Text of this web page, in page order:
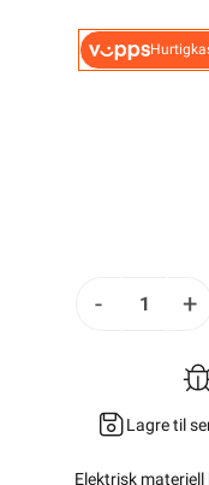
- +
Lagre til
Elektrisk